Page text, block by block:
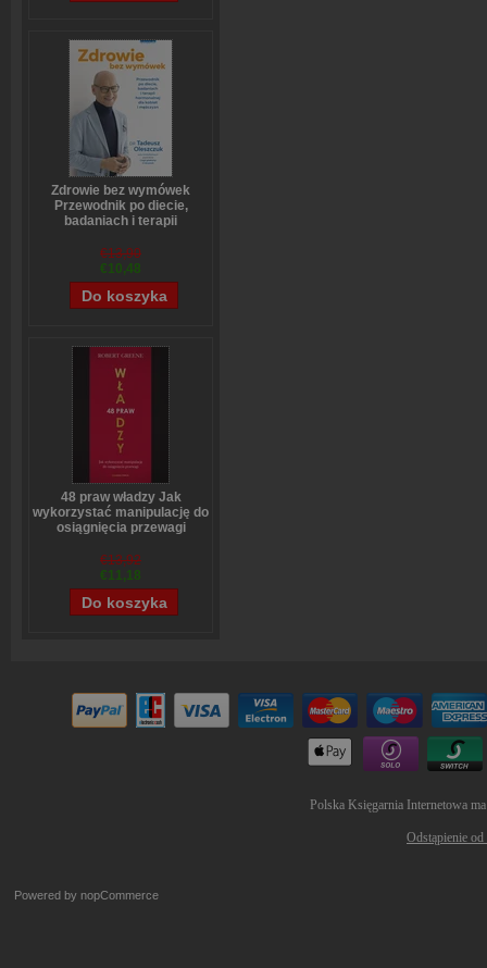
Zdrowie bez wymówek
Przewodnik po diecie,
badaniach i terapii
mężczyzn
Tadeusz Oleszczuk
€13,90
€10,48
48 praw władzy Jak
wykorzystać manipulację do
osiągnięcia przewagi
€13,92
€11,18
Polska Księgarnia Internetowa
Odstąpienie
Powered by nopCommerce